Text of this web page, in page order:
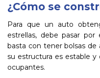
¿Cómo se
Para que un auto
estrellas, debe pasar por
basta con tener bolsas
su estructura es estable
ocupantes.